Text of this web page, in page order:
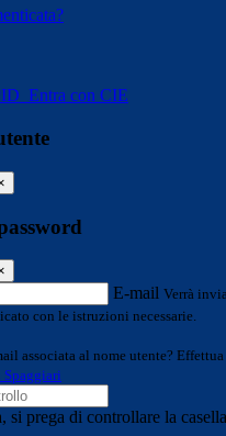
Entra con CIE
E-mail Verrà
con le istruzioni necessarie.
associata al nome utente?
si prega di controllare la